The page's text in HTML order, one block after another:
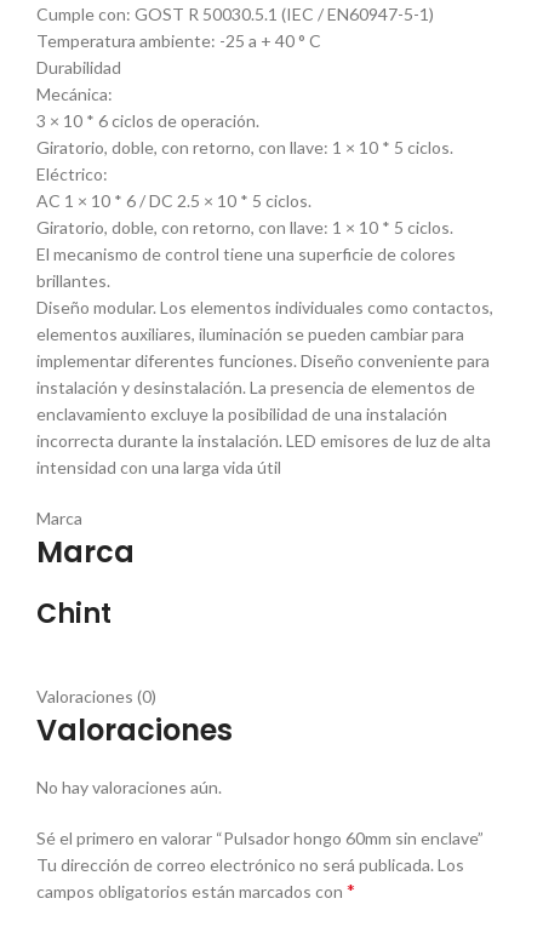
Cumple con: GOST R 50030.5.1 (IEC / EN60947-5-1)
Temperatura ambiente: -25 a + 40 ° C
Durabilidad
Mecánica:
3 × 10 * 6 ciclos de operación.
Giratorio, doble, con retorno, con llave: 1 × 10 * 5 ciclos.
Eléctrico:
AC 1 × 10 * 6 / DC 2.5 × 10 * 5 ciclos.
Giratorio, doble, con retorno, con llave: 1 × 10 * 5 ciclos.
El mecanismo de control tiene una superficie de colores
brillantes.
Diseño modular. Los elementos individuales como contactos,
elementos auxiliares, iluminación se pueden cambiar para
implementar diferentes funciones. Diseño conveniente para
instalación y desinstalación. La presencia de elementos de
enclavamiento excluye la posibilidad de una instalación
incorrecta durante la instalación. LED emisores de luz de alta
intensidad con una larga vida útil
Marca
Marca
Chint
Valoraciones (0)
Valoraciones
No hay valoraciones aún.
Sé el primero en valorar “Pulsador hongo 60mm sin enclave”
Tu dirección de correo electrónico no será publicada.Los
campos obligatorios están marcados con *